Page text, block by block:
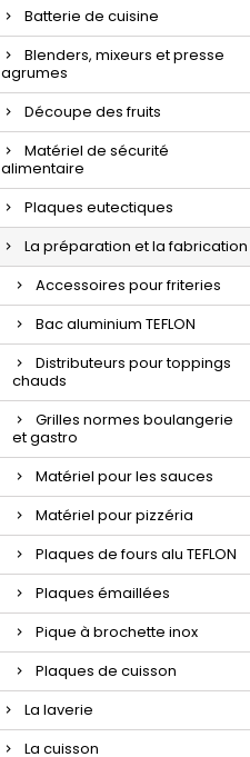
Batterie de cuisine
Blenders, mixeurs et presse
agrumes
Découpe des fruits
Matériel de sécurité
alimentaire
Plaques eutectiques
La préparation et la fabrication
Accessoires pour friteries
Bac aluminium TEFLON
Distributeurs pour toppings
chauds
Grilles normes boulangerie
et gastro
Matériel pour les sauces
Matériel pour pizzéria
Plaques de fours alu TEFLON
Plaques émaillées
Pique à brochette inox
Plaques de cuisson
La laverie
La cuisson